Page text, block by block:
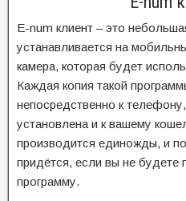
E-num клиент – это
устанавливается на
камера, которая будет
Каждая копия такой
непосредственно к
установлена и к вашему
производится единожды, и
придётся, если вы не будете
программу.